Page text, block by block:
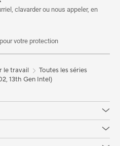
clavarder ou nous appeler, en
votre protection
le travail
Toutes les séries
13th Gen Intel)